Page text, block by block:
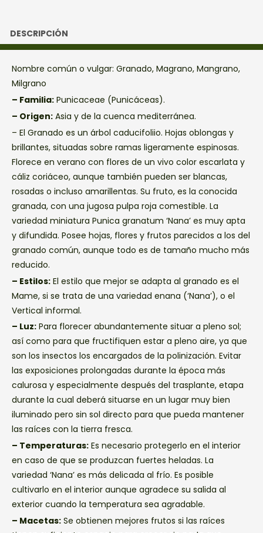
DESCRIPCIÓN
Nombre común o vulgar: Granado, Magrano, Mangrano,
Milgrano
– Familia: Punicaceae (Punicáceas).
– Origen: Asia y de la cuenca mediterránea.
– El Granado es un árbol caducifoliio. Hojas oblongas y
brillantes, situadas sobre ramas ligeramente espinosas.
Florece en verano con flores de un vivo color escarlata y
cáliz coriáceo, aunque también pueden ser blancas,
rosadas o incluso amarillentas. Su fruto, es la conocida
granada, con una jugosa pulpa roja comestible. La
variedad miniatura Punica granatum ‘Nana’ es muy apta
y difundida. Posee hojas, flores y frutos parecidos a los del
granado común, aunque todo es de tamaño mucho más
reducido.
– Estilos: El estilo que mejor se adapta al granado es el
Mame, si se trata de una variedad enana (‘Nana’), o el
Vertical informal.
– Luz: Para florecer abundantemente situar a pleno sol;
así como para que fructifiquen estar a pleno aire, ya que
son los insectos los encargados de la polinización. Evitar
las exposiciones prolongadas durante la época más
calurosa y especialmente después del trasplante, etapa
durante la cual deberá situarse en un lugar muy bien
iluminado pero sin sol directo para que pueda mantener
las raíces con la tierra fresca.
– Temperaturas: Es necesario protegerlo en el interior
en caso de que se produzcan fuertes heladas. La
variedad ‘Nana’ es más delicada al frío. Es posible
cultivarlo en el interior aunque agradece su salida al
exterior cuando la temperatura sea agradable.
– Macetas: Se obtienen mejores frutos si las raíces